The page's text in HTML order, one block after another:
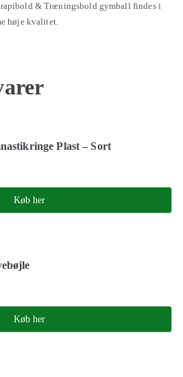
& Træningsbold gymball findes i
høje kvalitet.
Plast – Sort
Køb her
Køb her